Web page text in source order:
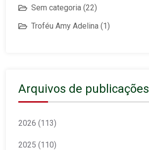
Sem categoria (22)
Troféu Amy Adelina (1)
Arquivos de publicações
2026 (113)
2025 (110)